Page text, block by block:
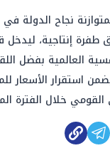
نجاح الدولة في
إنتاجية، ليدخل
العالمية بفضل
يضمن استقرار
خلال الفترة